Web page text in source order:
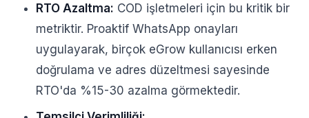
RTO Azaltma: COD işletmeleri için bu kritik bir
metriktir. Proaktif WhatsApp onayları
uygulayarak, birçok eGrow kullanıcısı erken
doğrulama ve adres düzeltmesi sayesinde
RTO'da %15-30 azalma görmektedir.